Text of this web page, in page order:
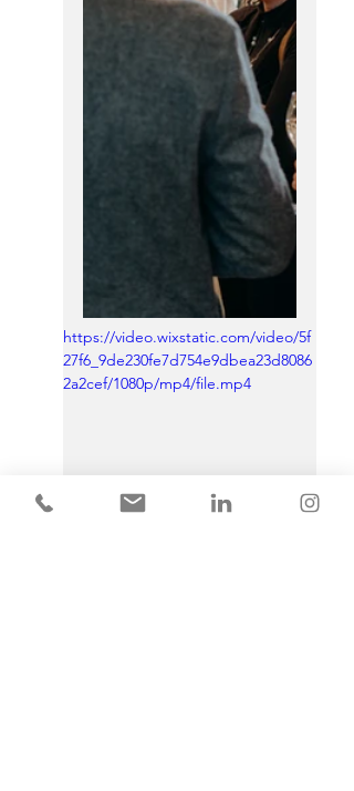
https://video.wixstatic.com/video/5f
27f6_9de230fe7d754e9dbea23d8086
2a2cef/1080p/mp4/file.mp4
Rückblick mit Weitblick – Apéro